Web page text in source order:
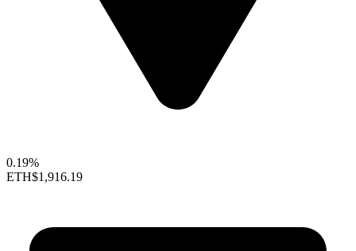
0.19%
ETH$1,916.19